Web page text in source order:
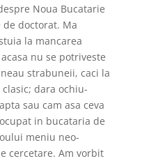
Noua Bucatarie
de doctorat. Ma
la mancarea
nu se potriveste
strabuneii, caci la
dara ochiu-
sau cam asa ceva
in bucataria de
meniu neo-
cercetare. Am vorbit